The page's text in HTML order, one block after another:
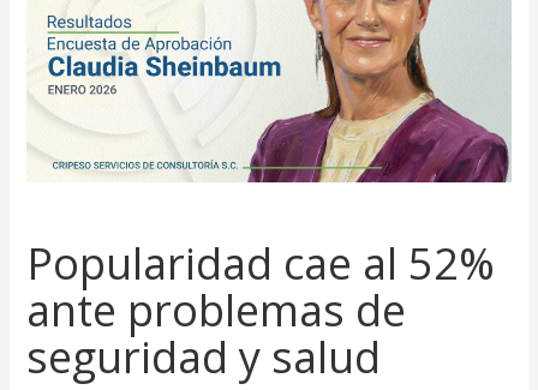
Popularidad cae al 52%
ante problemas de
seguridad y salud